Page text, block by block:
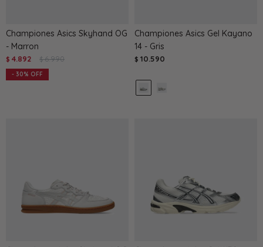
Championes Asics Skyhand OG
- Marron
$ 4.892 $ 6.990
30
Championes Asics Gel Kayano
14 - Gris
$ 10.590